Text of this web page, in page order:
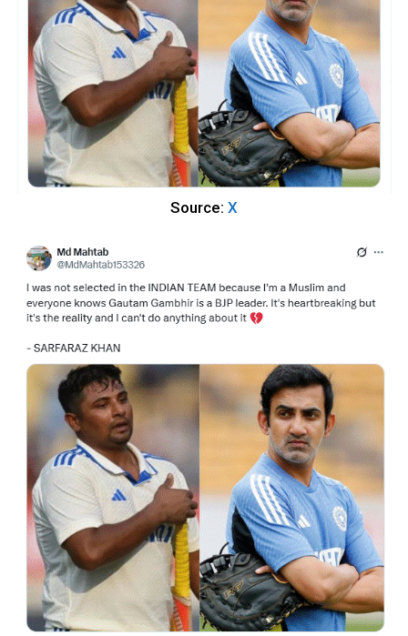
Source: X